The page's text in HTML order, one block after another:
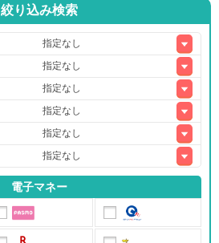
絞り込み検索
電子マネー